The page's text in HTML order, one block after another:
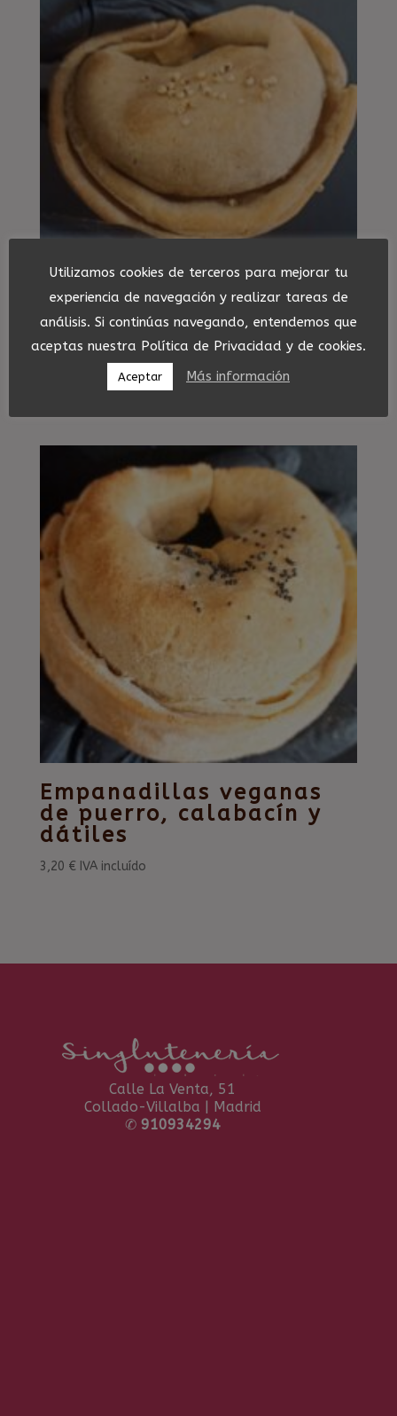
Empanadillas veganas
de espinacas, cebolla,
manzana y pasas
Empanadillas veganas
de puerro, calabacín y
dátiles
3,20 € IVA incluído
Calle La Venta, 51
Collado-Villalba | Madrid
✆ 910934294
Utilizamos cookies de terceros para mejorar tu
experiencia de navegación y realizar tareas de
análisis. Si continúas navegando, entendemos que
aceptas nuestra Política de Privacidad y de cookies.
Aceptar Más información